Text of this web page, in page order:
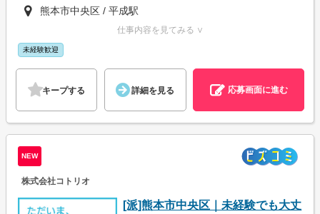
熊本市中央区 / 平成駅
仕事内容を見てみる ∨
未経験歓迎
キープする 詳細を見る 応募画面に進む
NEW
株式会社コトリオ
[派]熊本市中央区｜未経験でも大丈